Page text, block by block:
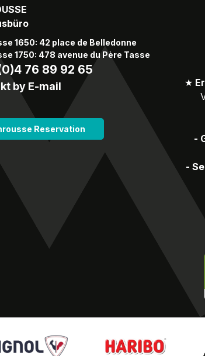
1650: 42 place de Belledonne
1750: 478 avenue du Père Tasse
76 89 92 65
by E-mail
Reservation
★
-
-